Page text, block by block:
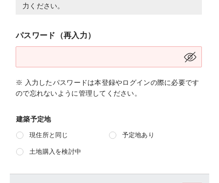
力ください。
パスワード（再入力）
※ 入力したパスワードは本登録やログインの際に必要です
ので忘れないように管理してください。
建築予定地
現住所と同じ 予定地あり
土地購入を検討中